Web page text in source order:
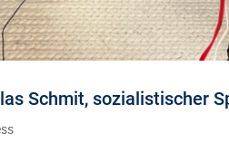
Schmit, sozialistischer